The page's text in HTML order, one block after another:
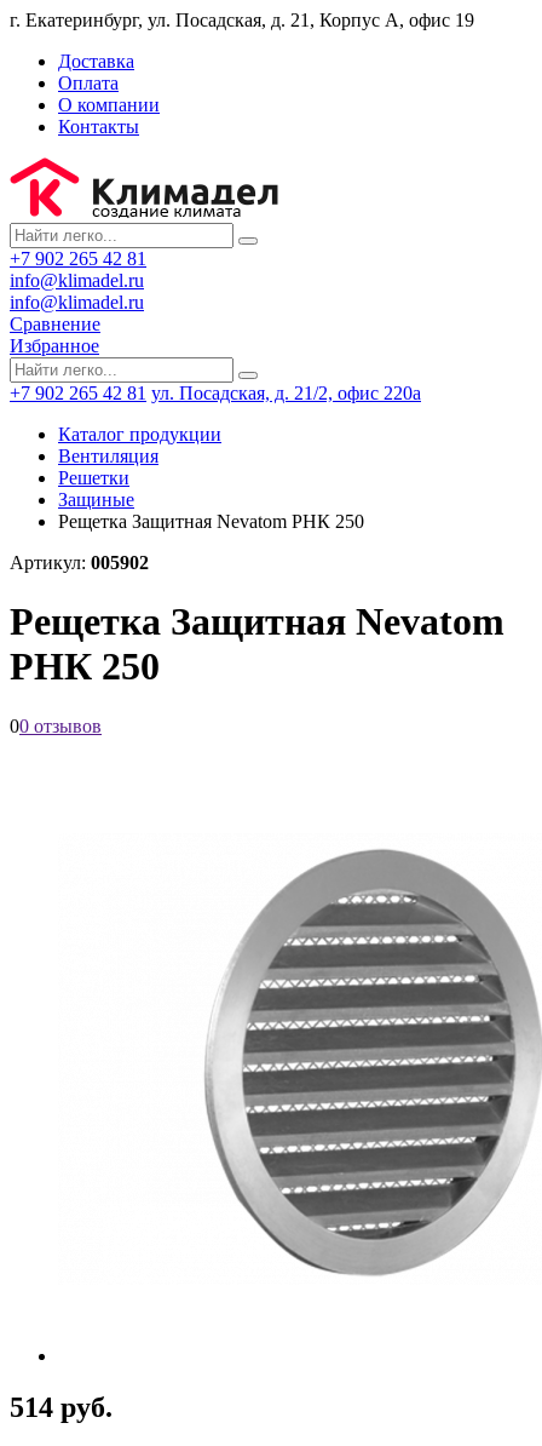
г. Екатеринбург, ул. Посадская, д. 21, Корпус А, офис 19
Доставка
Оплата
О компании
Контакты
+7 902 265 42 81
info@klimadel.ru
info@klimadel.ru
Сравнение
Избранное
+7 902 265 42 81 ул. Посадская, д. 21/2, офис 220а
Каталог продукции
Вентиляция
Решетки
Защиные
Рещетка Защитная Nevatom РНК 250
Артикул: 005902
Рещетка Защитная Nevatom
РНК 250
00 отзывов
514 руб.